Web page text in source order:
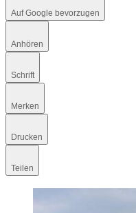
Auf Google bevorzugen
Anhören
Schrift
Merken
Drucken
Teilen